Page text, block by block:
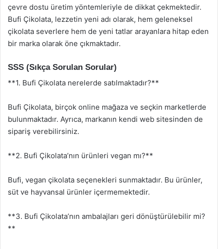
çevre dostu üretim yöntemleriyle de dikkat çekmektedir.
Bufi Çikolata, lezzetin yeni adı olarak, hem geleneksel
çikolata severlere hem de yeni tatlar arayanlara hitap eden
bir marka olarak öne çıkmaktadır.
SSS (Sıkça Sorulan Sorular)
**1. Bufi Çikolata nerelerde satılmaktadır?**
Bufi Çikolata, birçok online mağaza ve seçkin marketlerde
bulunmaktadır. Ayrıca, markanın kendi web sitesinden de
sipariş verebilirsiniz.
**2. Bufi Çikolata’nın ürünleri vegan mı?**
Bufi, vegan çikolata seçenekleri sunmaktadır. Bu ürünler,
süt ve hayvansal ürünler içermemektedir.
**3. Bufi Çikolata’nın ambalajları geri dönüştürülebilir mi?
**